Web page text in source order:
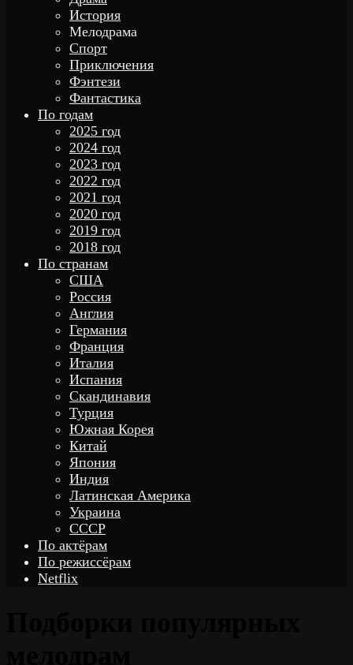
История
Мелодрама
Спорт
Приключения
Фэнтези
Фантастика
По годам
2025 год
2024 год
2023 год
2022 год
2021 год
2020 год
2019 год
2018 год
По странам
США
Россия
Англия
Германия
Франция
Италия
Испания
Скандинавия
Турция
Южная Корея
Китай
Япония
Индия
Латинская Америка
Украина
СССР
По актёрам
По режиссёрам
Netflix